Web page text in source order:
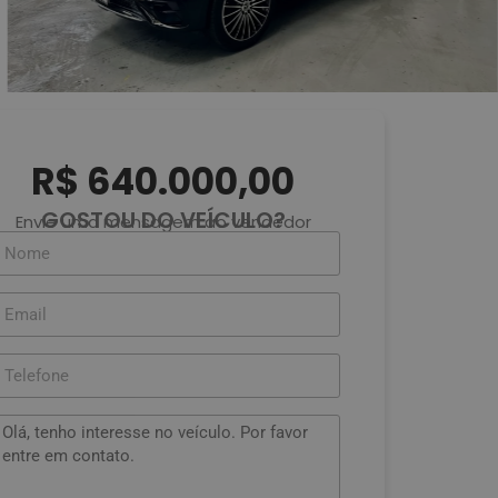
R$ 640.000,00
GOSTOU DO VEÍCULO?
Envie uma mensagem ao vendedor